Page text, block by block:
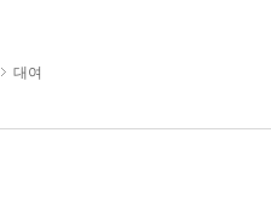
대여